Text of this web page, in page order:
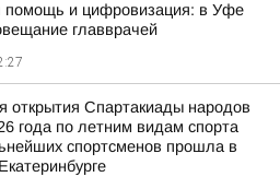
помощь и цифровизация: в Уфе
главврачей
открытия Спартакиады народов
года по летним видам спорта
спортсменов прошла в